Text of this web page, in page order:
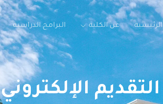
الرئيسية عن الكلية البرامج الدراسية
التقديم الإلكتروني